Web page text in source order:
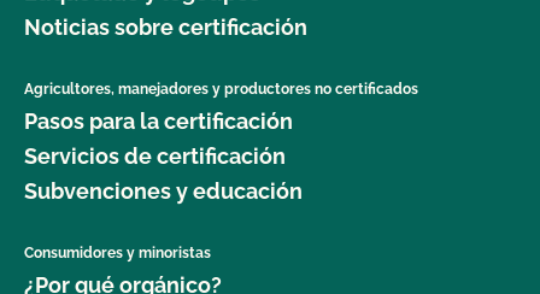
Noticias sobre certificación
Agricultores, manejadores y productores no certificados
Pasos para la certificación
Servicios de certificación
Subvenciones y educación
Consumidores y minoristas
¿Por qué orgánico?